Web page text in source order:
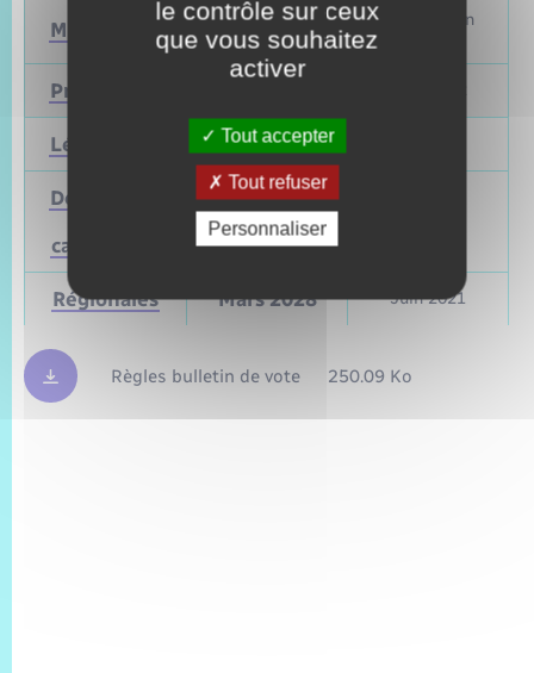
Municipales 2026
Mars et juin
Présidentielle
Législatives 2027
Départementales
cantonales)
Mars 2028
Régionales Mars 2028 Juin 2021
Règles bulletin de vote 250.09 Ko
le contrôle sur ceux
que vous souhaitez
activer
Tout accepter
Tout refuser
Personnaliser